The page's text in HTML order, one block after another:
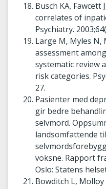
Busch KA, Fawcett
correlates of
Psychiatry.
Large M, Myles N,
assessment
systematic review
risk categories.
27.
Pasienter med
gir bedre
selvmord.
landsomfattende
voksne. Rapport
Oslo: Statens
Bowditch L,